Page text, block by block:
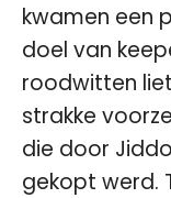
kwamen een
doel van
roodwitten
strakke
die door
gekopt werd.